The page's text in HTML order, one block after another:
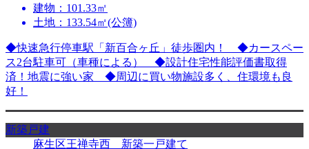
建物：101.33㎡
土地：133.54㎡(公簿)
◆快速急行停車駅「新百合ヶ丘」徒歩圏内！ ◆カースペー
ス2台駐車可（車種による） ◆設計住宅性能評価書取得
済！地震に強い家 ◆周辺に買い物施設多く、住環境も良
好！
新築戸建
麻生区王禅寺西 新築一戸建て